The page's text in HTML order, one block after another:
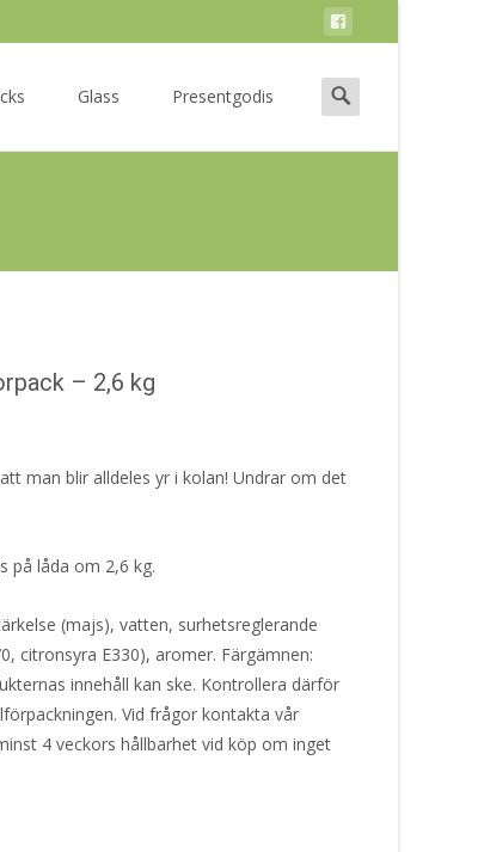
Glass Presentgodis
Search
for:
– 2,6 kg
man blir alldeles yr i kolan! Undrar om det
på låda om 2,6 kg.
(majs), vatten, surhetsreglerande
citronsyra E330), aromer. Färgämnen:
innehåll kan ske. Kontrollera därför
Vid frågor kontakta vår
4 veckors hållbarhet vid köp om inget